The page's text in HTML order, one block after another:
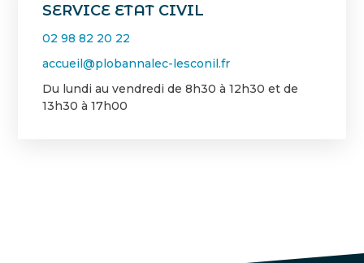
SERVICE ETAT CIVIL
02 98 82 20 22
accueil@plobannalec-lesconil.fr
Du lundi au vendredi de 8h30 à 12h30 et de
13h30 à 17h00